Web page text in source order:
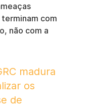
com
não com a
madura
os
de